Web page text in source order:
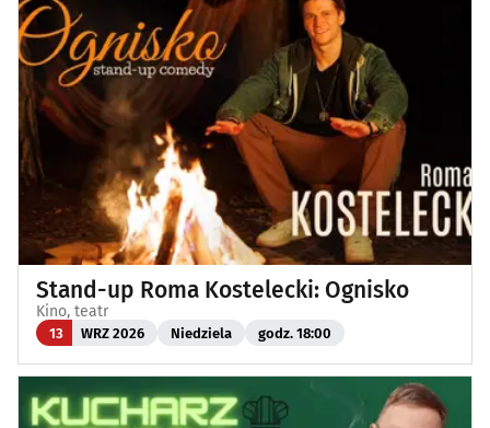
Stand-up Roma Kostelecki: Ognisko
Kino, teatr
13 WRZ 2026 Niedziela godz. 18:00